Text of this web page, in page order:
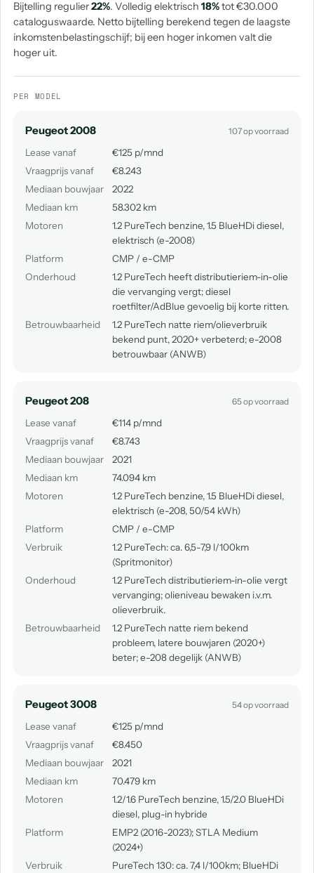
Bijtelling regulier22%. Volledig elektrisch 18%tot €30.000
cataloguswaarde. Netto bijtelling berekend tegen de laagste
inkomstenbelastingschijf; bij een hoger inkomen valt die
hoger uit.
PER MODEL
Peugeot 2008 107 op voorraad
Lease vanaf
€125 p/mnd
Vraagprijs vanaf
€8.243
Mediaan bouwjaar
2022
Mediaan km
58.302 km
Motoren
1.2 PureTech benzine, 1.5 BlueHDi diesel,
elektrisch (e-2008)
Platform
CMP / e-CMP
Onderhoud
1.2 PureTech heeft distributieriem-in-olie
die vervanging vergt; diesel
roetfilter/AdBlue gevoelig bij korte ritten.
Betrouwbaarheid
1.2 PureTech natte riem/olieverbruik
bekend punt, 2020+ verbeterd; e-2008
betrouwbaar (ANWB)
Peugeot 208 65 op voorraad
Lease vanaf
€114 p/mnd
Vraagprijs vanaf
€8.743
Mediaan bouwjaar
2021
Mediaan km
74.094 km
Motoren
1.2 PureTech benzine, 1.5 BlueHDi diesel,
elektrisch (e-208, 50/54 kWh)
Platform
CMP / e-CMP
Verbruik
1.2 PureTech: ca. 6,5-7,9 l/100km
(Spritmonitor)
Onderhoud
1.2 PureTech distributieriem-in-olie vergt
vervanging; olieniveau bewaken i.v.m.
olieverbruik.
Betrouwbaarheid
1.2 PureTech natte riem bekend
probleem, latere bouwjaren (2020+)
beter; e-208 degelijk (ANWB)
Peugeot 3008 54 op voorraad
Lease vanaf
€125 p/mnd
Vraagprijs vanaf
€8.450
Mediaan bouwjaar
2021
Mediaan km
70.479 km
Motoren
1.2/1.6 PureTech benzine, 1.5/2.0 BlueHDi
diesel, plug-in hybride
Platform
EMP2 (2016-2023); STLA Medium
(2024+)
Verbruik
PureTech 130: ca. 7,4 l/100km; BlueHDi